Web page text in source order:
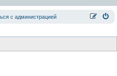
с администрацией